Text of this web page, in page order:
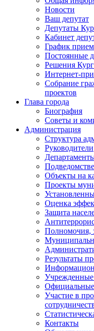
Новости
Ваш депутат
Депутаты
Кабинет
График
Постоянные
Решения
Интернет-
Собрание
проектов
Глава города
Биография
Советы и
Администрация
Структура
Руководители
Объекты на
Проекты
Оценка
Защита
Полномочия,
Результаты
Официальные
Участие в
Контакты